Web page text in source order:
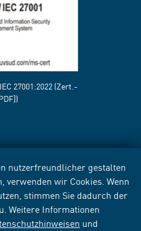
nutzerfreundlicher gestalten
verwenden wir Cookies. Wenn
stimmen Sie dadurch der
Weitere Informationen
und
27001:2022 (Zert.-